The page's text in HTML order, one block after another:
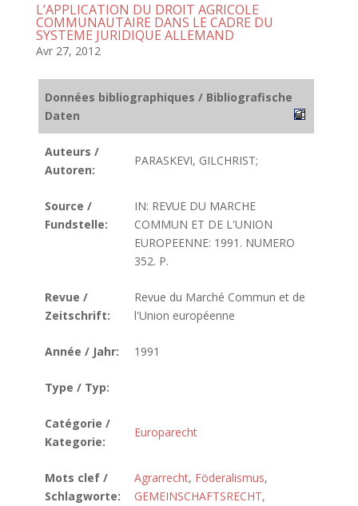
L’APPLICATION DU DROIT AGRICOLE
COMMUNAUTAIRE DANS LE CADRE DU
SYSTEME JURIDIQUE ALLEMAND
Avr 27, 2012
Données bibliographiques / Bibliografische
Daten
Auteurs /
Autoren:
PARASKEVI, GILCHRIST;
Source /
Fundstelle:
IN: REVUE DU MARCHE
COMMUN ET DE L'UNION
EUROPEENNE: 1991. NUMERO
352. P.
Revue /
Zeitschrift:
Revue du Marché Commun et de
l'Union européenne
Année / Jahr: 1991
Type / Typ:
Catégorie /
Kategorie:
Europarecht
Mots clef /
Schlagworte:
Agrarrecht, Föderalismus,
GEMEINSCHAFTSRECHT,